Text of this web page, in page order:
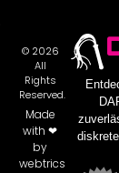
© 2026
All
Rights
Reserved.
Made
with ❤
by
webtrics